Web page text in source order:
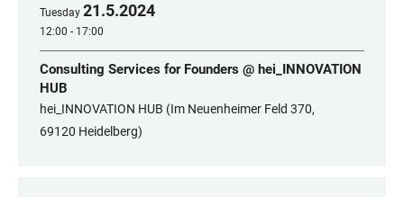
Tuesday 21.5.2024
12:00 - 17:00
Consulting Services for Founders @ hei_INNOVATION
HUB
hei_INNOVATION HUB (Im Neuenheimer Feld 370,
69120 Heidelberg)